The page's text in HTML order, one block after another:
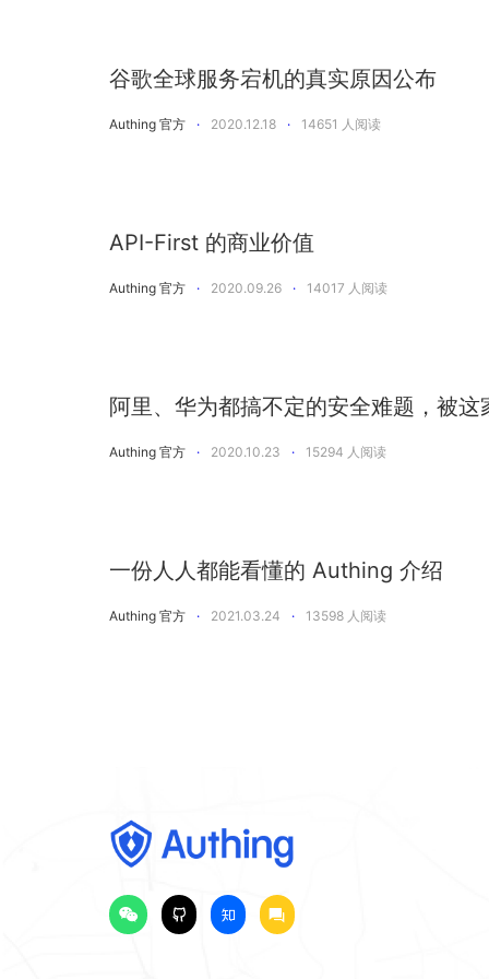
谷歌全球服务宕机的真实原因公布
Authing 官方 · 2020.12.18 · 14651 人阅读
API-First 的商业价值
Authing 官方 · 2020.09.26 · 14017 人阅读
阿里、华为都搞不定的安全难题，被
Authing 官方 · 2020.10.23 · 15294 人阅读
一份人人都能看懂的 Authing 介绍
Authing 官方 · 2021.03.24 · 13598 人阅读